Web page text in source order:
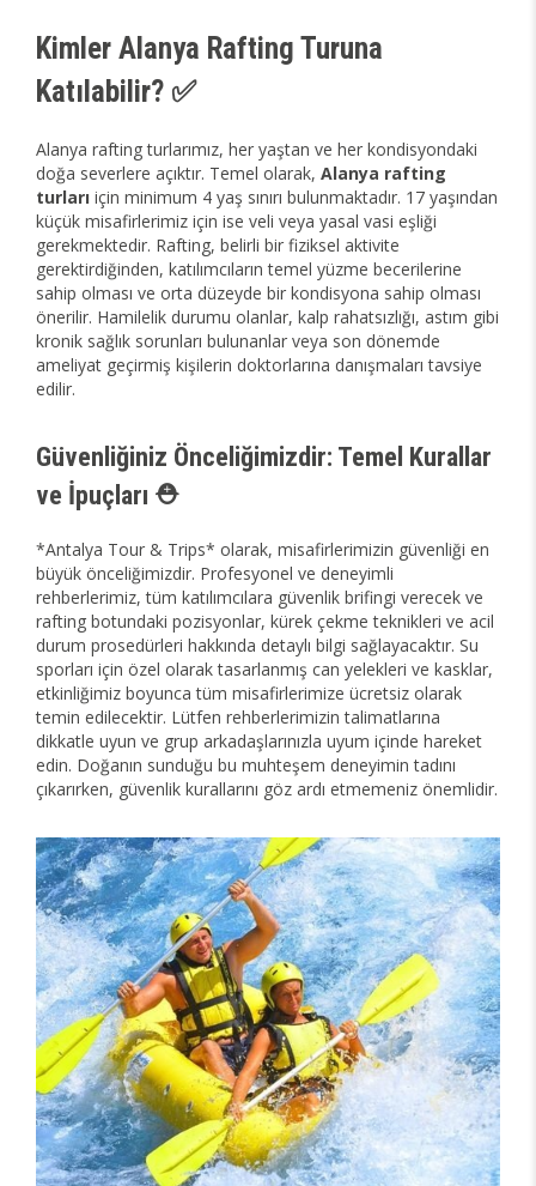
Kimler Alanya Rafting Turuna
Katılabilir? ✅
Alanya rafting turlarımız, her yaştan ve her kondisyondaki
doğa severlere açıktır. Temel olarak, Alanya rafting
turları için minimum 4 yaş sınırı bulunmaktadır. 17 yaşından
küçük misafirlerimiz için ise veli veya yasal vasi eşliği
gerekmektedir. Rafting, belirli bir fiziksel aktivite
gerektirdiğinden, katılımcıların temel yüzme becerilerine
sahip olması ve orta düzeyde bir kondisyona sahip olması
önerilir. Hamilelik durumu olanlar, kalp rahatsızlığı, astım gibi
kronik sağlık sorunları bulunanlar veya son dönemde
ameliyat geçirmiş kişilerin doktorlarına danışmaları tavsiye
edilir.
Güvenliğiniz Önceliğimizdir: Temel Kurallar
ve İpuçları ⛑️
*Antalya Tour & Trips* olarak, misafirlerimizin güvenliği en
büyük önceliğimizdir. Profesyonel ve deneyimli
rehberlerimiz, tüm katılımcılara güvenlik brifingi verecek ve
rafting botundaki pozisyonlar, kürek çekme teknikleri ve acil
durum prosedürleri hakkında detaylı bilgi sağlayacaktır. Su
sporları için özel olarak tasarlanmış can yelekleri ve kasklar,
etkinliğimiz boyunca tüm misafirlerimize ücretsiz olarak
temin edilecektir. Lütfen rehberlerimizin talimatlarına
dikkatle uyun ve grup arkadaşlarınızla uyum içinde hareket
edin. Doğanın sunduğu bu muhteşem deneyimin tadını
çıkarırken, güvenlik kurallarını göz ardı etmemeniz önemlidir.